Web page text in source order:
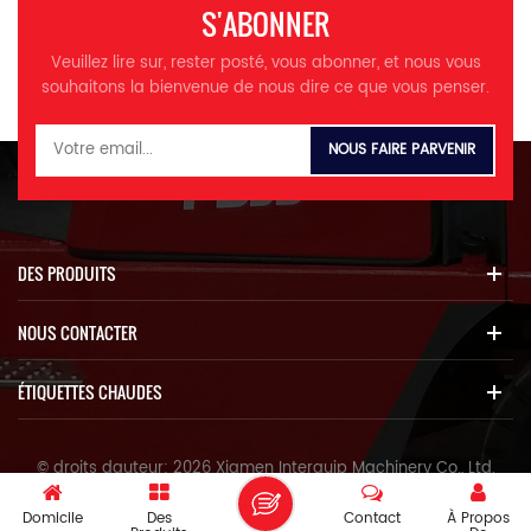
S'ABONNER
Veuillez lire sur, rester posté, vous abonner, et nous vous
souhaitons la bienvenue de nous dire ce que vous penser.
DES PRODUITS
NOUS CONTACTER
ÉTIQUETTES CHAUDES
© droits dauteur: 2026 Xiamen Interquip Machinery Co., Ltd.
Tous les droits sont réservés.
Domicile Des À Propos
Contact